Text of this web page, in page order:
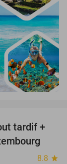
17%
tardif +
8.8 star